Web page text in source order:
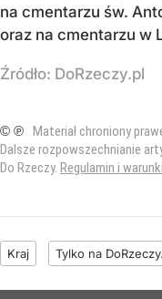
na cmentarzu św.
oraz na cmentarzu w
Źródło: DoRzeczy.pl
© ℗ Materiał chroniony
Dalsze rozpowszechnianie
Do Rzeczy. Regulamin i
Kraj Tylko na